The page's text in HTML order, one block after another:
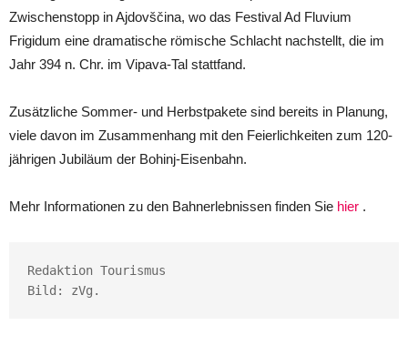
Zwischenstopp in Ajdovščina, wo das Festival Ad Fluvium
Frigidum eine dramatische römische Schlacht nachstellt, die im
Jahr 394 n. Chr. im Vipava-Tal stattfand.
Zusätzliche Sommer- und Herbstpakete sind bereits in Planung,
viele davon im Zusammenhang mit den Feierlichkeiten zum 120-
jährigen Jubiläum der Bohinj-Eisenbahn.
Mehr Informationen zu den Bahnerlebnissen finden Sie hier .
Redaktion Tourismus
Bild: zVg.